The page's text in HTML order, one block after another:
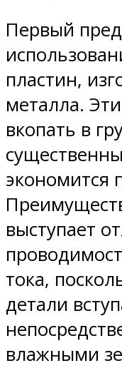
Первый
пластин,
металла.
вкопать в
экономится
выступает
тока,
детали
влажными